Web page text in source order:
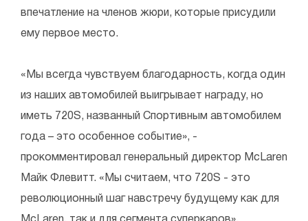
впечатление на членов жюри, которые присудили
ему первое место.
«Мы всегда чувствуем благодарность, когда один
из наших автомобилей выигрывает награду, но
иметь 720S, названный Спортивным автомобилем
года – это особенное событие», -
прокомментировал генеральный директор McLaren
Майк Флевитт. «Мы считаем, что 720S - это
революционный шаг навстречу будущему как для